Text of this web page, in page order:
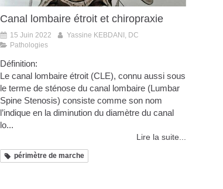
Canal lombaire étroit et chiropraxie
15 Juin 2022
Yassine KEBDANI, DC
Pathologies
Définition:
Le canal lombaire étroit (CLE), connu aussi sous
le terme de sténose du canal lombaire (Lumbar
Spine Stenosis) consiste comme son nom
l’indique en la diminution du diamètre du canal
lo...
Lire la suite...
périmètre de marche